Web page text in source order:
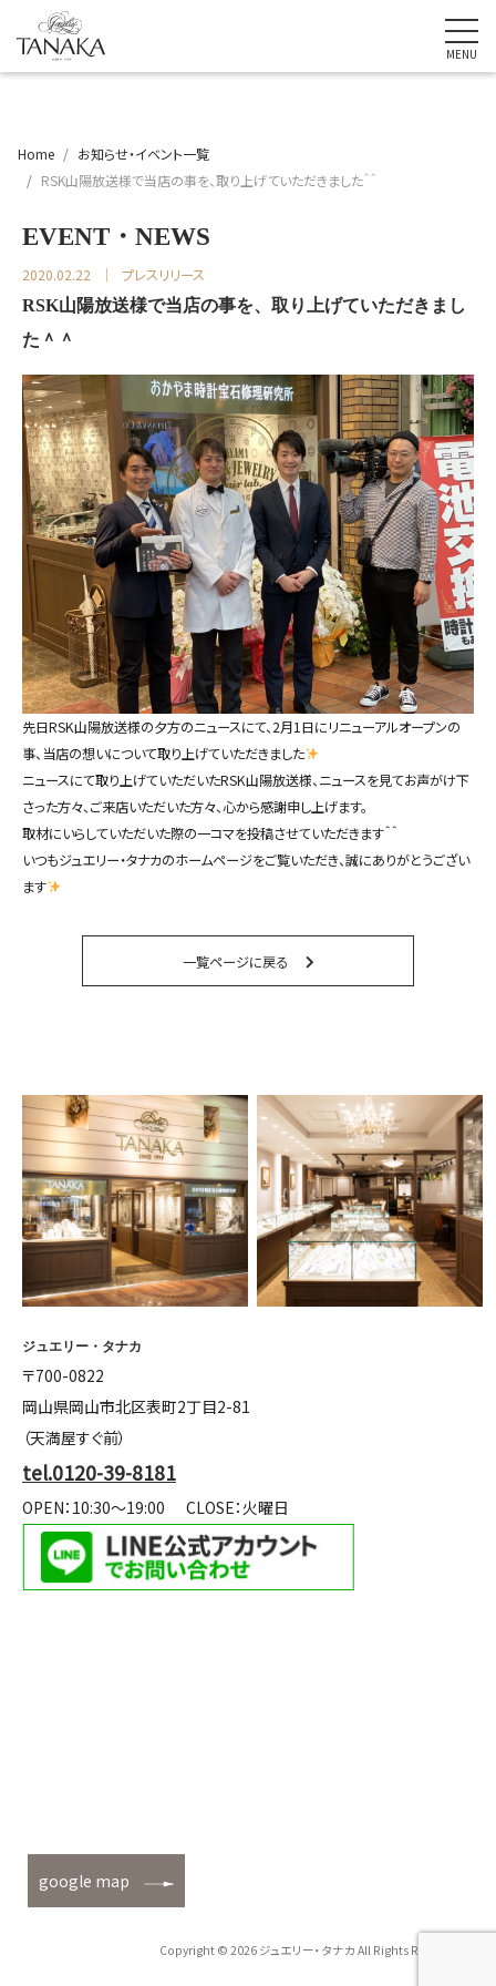
Home
お知らせ・イベント一覧
RSK山陽放送様で当店の事を、取り上げていただきました＾＾
EVENT・NEWS
2020.02.22 プレスリリース
RSK山陽放送様で当店の事を、取り上げていただきまし
た＾＾
先日RSK山陽放送様の夕方のニュースにて、2月1日にリニューアルオープンの
事、当店の想いについて取り上げていただきました
ニュースにて取り上げていただいたRSK山陽放送様、ニュースを見てお声がけ下
さった方々、ご来店いただいた方々、心から感謝申し上げます。
取材にいらしていただいた際の一コマを投稿させていただきます＾＾
いつもジュエリー・タナカのホームページをご覧いただき、誠にありがとうござい
ます
一覧ページに戻る
ジュエリー・タナカ
〒700-0822
岡山県岡山市北区表町2丁目2-81
（天満屋すぐ前）
tel.0120-39-8181
OPEN：10:30～19:00 CLOSE：火曜日
google map
Copyright © 2026 ジュエリー・タナカ All Rights Reserved.